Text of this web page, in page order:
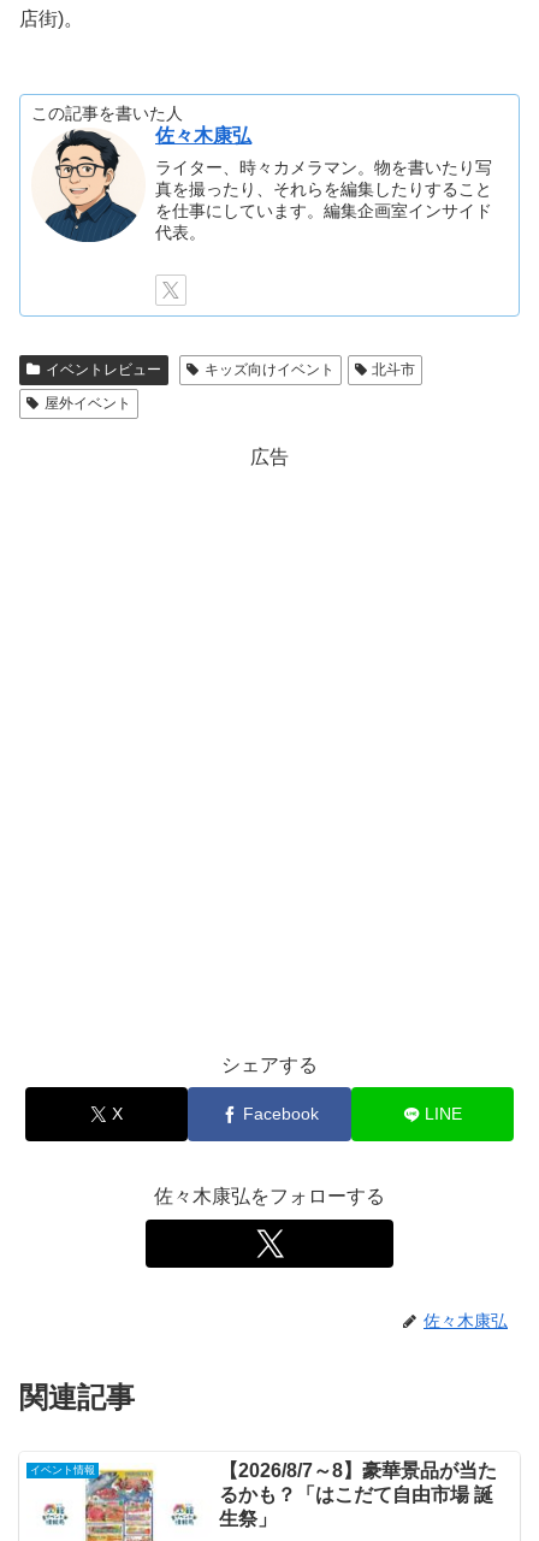
店街)。
この記事を書いた人
佐々木康弘
ライター、時々カメラマン。物を書いたり写
真を撮ったり、それらを編集したりすること
を仕事にしています。編集企画室インサイド
代表。
イベントレビュー キッズ向けイベント
北斗市
屋外イベント
広告
シェアする
X Facebook LINE
佐々木康弘をフォローする
佐々木康弘
関連記事
イベント情報
【2026/8/7～8】豪華景品が当た
るかも？「はこだて自由市場 誕
生祭」